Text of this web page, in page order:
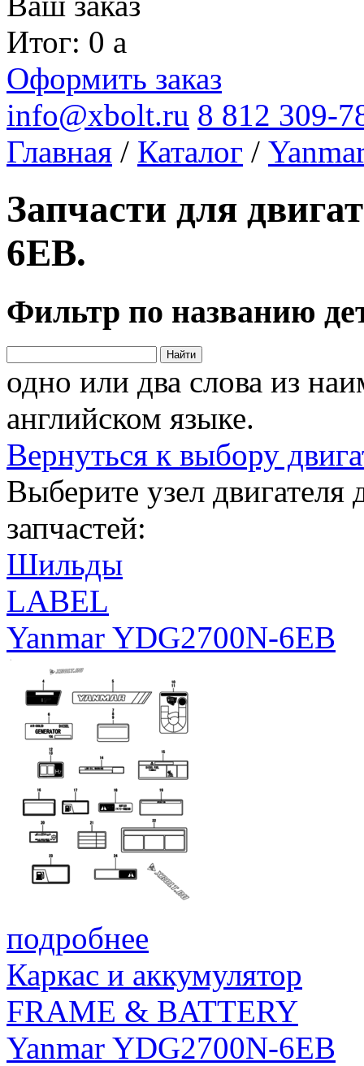
Итог: 0 a
Оформить заказ
info@xbolt.ru 8 812 309-
Главная / Каталог /
Запчасти для
6EB.
Фильтр по названию
Найти
одно или два слова из
английском языке.
Вернуться к выбору
Выберите узел
запчастей:
Шильды
LABEL
Yanmar YDG2700N-6EB
подробнее
Каркас и аккумулятор
FRAME & BATTERY
Yanmar YDG2700N-6EB